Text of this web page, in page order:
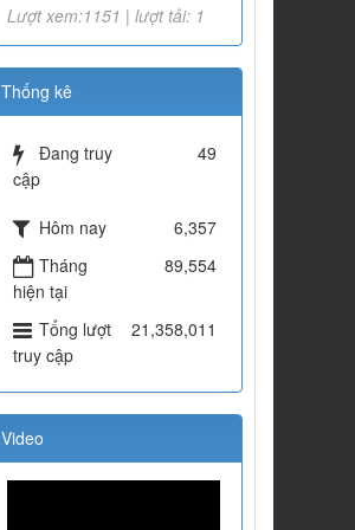
Lượt xem:1151 | lượt tải: 1
Thống kê
Đang truy
cập
49
Hôm nay
6,357
Tháng
hiện tại
89,554
Tổng lượt
truy cập
21,358,011
Video